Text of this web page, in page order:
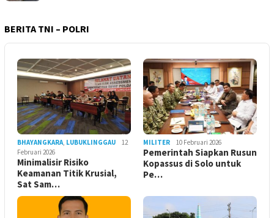
BERITA TNI – POLRI
BHAYANGKARA, LUBUKLINGGAU
12
Februari 2026
Minimalisir Risiko
Keamanan Titik Krusial,
Sat Sam…
MILITER 10 Februari 2026
Pemerintah Siapkan Rusun
Kopassus di Solo untuk
Pe…